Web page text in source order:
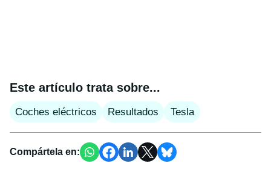
Este artículo trata sobre...
Coches eléctricos Resultados Tesla
Compártela en: